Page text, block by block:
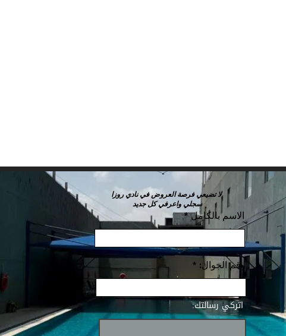
لا تضيعي فرصة العروض في نادي روزا
سجلي واعرفي كل جديد
الاسم بالكامل
رقم الجوال:
اتركي رسالتك: